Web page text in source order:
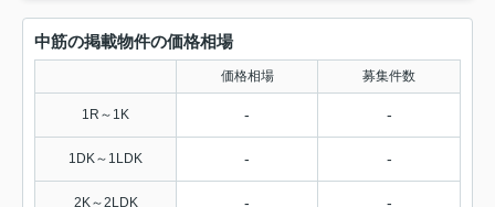
中筋の掲載物件の価格相場
価格相場 募集件数
1R～1K - -
1DK～1LDK - -
2K～2LDK - -